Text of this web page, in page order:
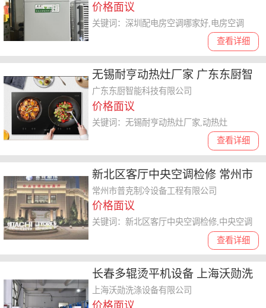
价格面议
查看详细
关键词：深圳配电房空调哪家好,电房空调
无锡耐亨动热灶厂家 广东东厨智
能科技供应
广东东厨智能科技有限公司
价格面议
查看详细
关键词：无锡耐亨动热灶厂家,动热灶
新北区客厅中央空调检修 常州市
普克制冷设备供应
常州市普克制冷设备工程有限公司
价格面议
查看详细
关键词：新北区客厅中央空调检修,中央空调
长春多辊烫平机设备 上海沃勋洗
涤设备供应
上海沃勋洗涤设备有限公司
价格面议